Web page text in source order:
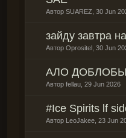
Автор SUAREZ 30 Jun
зайду завтра
Автор Oprositel 30 Jun
АЛО
Автор fellau 29 Jun 2026
#Ice Spirits lf
Автор LeoJakee 23 Jun